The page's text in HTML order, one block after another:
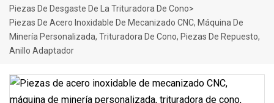
Piezas De Desgaste De La Trituradora De Cono>
Piezas De Acero Inoxidable De Mecanizado CNC, Máquina De
Minería Personalizada, Trituradora De Cono, Piezas De Repuesto,
Anillo Adaptador